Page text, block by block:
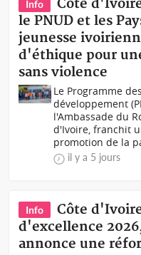
Info
Côte
le PNUD et les
jeunesse
d'éthique pour
sans violence
Le Programme
développement
l'Ambassade du
d'Ivoire, franchit
promotion de la
il y a 5 jours
Info
Côte
d'excellence
annonce une